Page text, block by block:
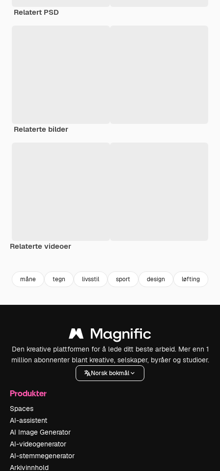
Relatert PSD
Relaterte bilder
Relaterte videoer
måne tegn livsstil sport design løfting
Den kreative plattformen for å lede ditt beste arbeid. Mer enn 1
million abonnenter blant kreative, selskaper, byråer og studioer.
Norsk bokmål
Produkter
Spaces
AI-assistent
AI Image Generator
AI-videogenerator
AI-stemmegenerator
Arkivinnhold